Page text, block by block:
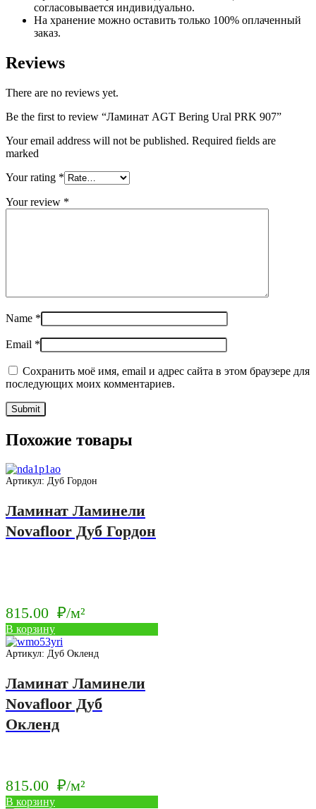
согласовывается индивидуально.
На хранение можно оставить только 100% оплаченный
заказ.
Reviews
There are no reviews yet.
Be the first to review “Ламинат AGT Bering Ural PRK 907”
Your email address will not be published. Required fields are
marked
Your rating *
Your review *
Name *
Email *
Сохранить моё имя, email и адрес сайта в этом браузере для
последующих моих комментариев.
Похожие товары
Артикул: Дуб Гордон
Ламинат Ламинели
Novafloor Дуб Гордон
815.00 ₽/м²
В корзину
Артикул: Дуб Окленд
Ламинат Ламинели
Novafloor Дуб
Окленд
815.00 ₽/м²
В корзину